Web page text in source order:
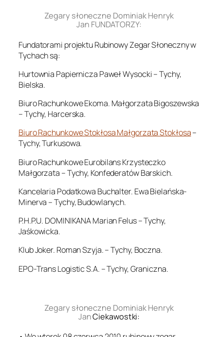
Zegary słoneczne Dominiak Henryk
Jan FUNDATORZY:
Fundatorami projektu Rubinowy Zegar Słoneczny w
Tychach są:
Hurtownia Papiernicza Paweł Wysocki – Tychy,
Bielska.
Biuro Rachunkowe Ekoma. Małgorzata Bigoszewska
– Tychy, Harcerska.
Biuro Rachunkowe Stokłosa Małgorzata Stokłosa–
Tychy, Turkusowa.
Biuro Rachunkowe Eurobilans Krzysteczko
Małgorzata – Tychy, Konfederatów Barskich.
Kancelaria Podatkowa Buchalter. Ewa Bielańska-
Minerva – Tychy, Budowlanych.
P.H.P.U. DOMINIKANA Marian Felus – Tychy,
Jaśkowicka.
Klub Joker. Roman Szyja. – Tychy, Boczna.
EPO-Trans Logistic S.A. – Tychy, Graniczna.
Zegary słoneczne Dominiak Henryk
JanCiekawostki: